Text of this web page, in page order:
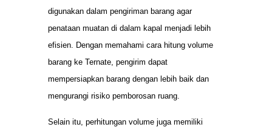
digunakan dalam pengiriman barang agar
penataan muatan di dalam kapal menjadi lebih
efisien. Dengan memahami cara hitung volume
barang ke Ternate, pengirim dapat
mempersiapkan barang dengan lebih baik dan
mengurangi risiko pemborosan ruang.
Selain itu, perhitungan volume juga memiliki